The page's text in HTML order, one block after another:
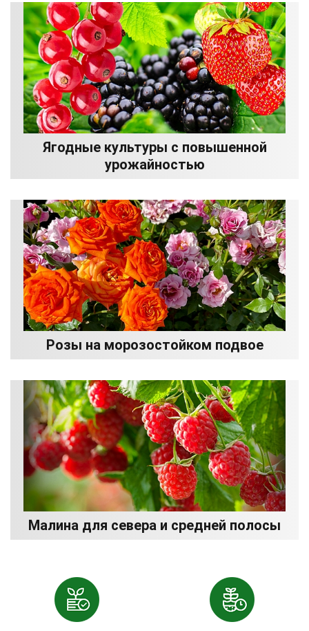
Ягодные культуры с повышенной
урожайностью
Розы на морозостойком подвое
Малина для севера и средней полосы